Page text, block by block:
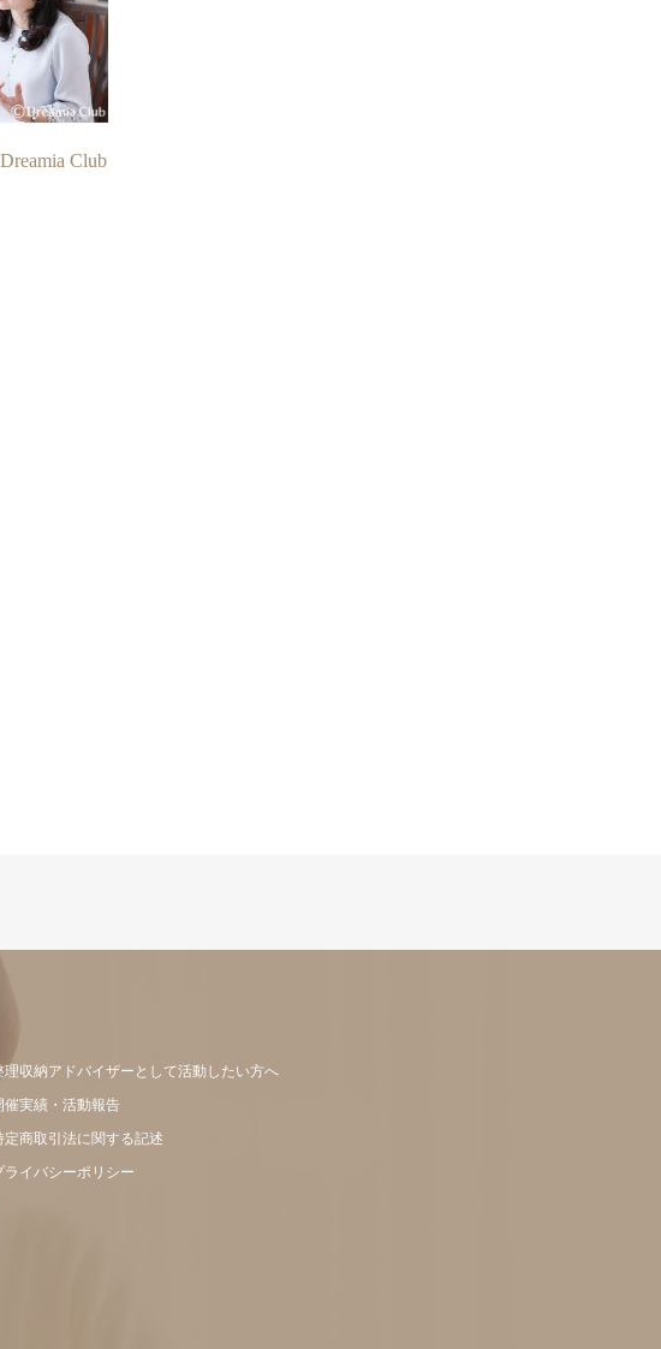
Club
理収納アドバイザーとして活動したい方へ
催実績・活動報告
定商取引法に関する記述
ライバシーポリシー